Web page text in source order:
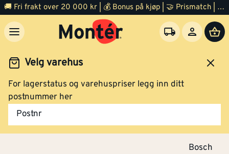
🚚 Fri frakt over 20 000 kr | 💰 Bonus på kjøp | 🤝 Prismatch | ⭐ 100% fornøyd garanti | 🏪 140 byggevarehus
Velg varehus
For lagerstatus og varehuspriser legg inn ditt
postnummer her
Postnr
Verktøy Tilbehør el verktøy
Bosch
Klikk og hent
Bajonettsagblad metall S1155CHC 10 stk